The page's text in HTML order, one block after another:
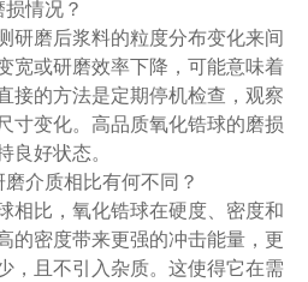
情况？
研磨后浆料的粒度分布变化来间
宽或研磨效率下降，可能意味着
接的方法是定期停机检查，观察
寸变化。高品质氧化锆球的磨损
好状态。
介质相比有何不同？
相比，氧化锆球在硬度、密度和
的密度带来更强的冲击能量，更
，且不引入杂质。这使得它在需